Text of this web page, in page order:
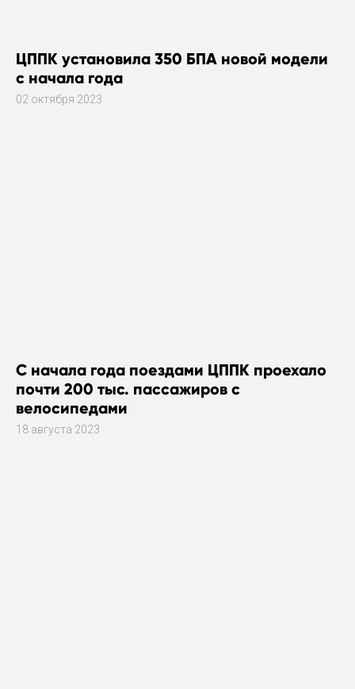
ЦППК установила 350 БПА новой модели
с начала года
02 октября 2023
С начала года поездами ЦППК проехало
почти 200 тыс. пассажиров с
велосипедами
18 августа 2023